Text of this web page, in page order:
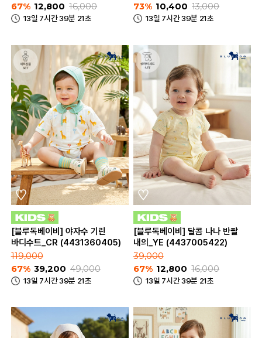
67% 12,800 16,000
13일 7시간 39분 21초
73% 10,400 13,000
13일 7시간 39분 21초
[블루독베이비] 야자수 기린
바디수트_CR (4431360405)
119,000
67% 39,200 49,000
13일 7시간 39분 21초
[블루독베이비] 달콤 나나 반팔
내의_YE (4437005422)
39,000
67% 12,800 16,000
13일 7시간 39분 21초